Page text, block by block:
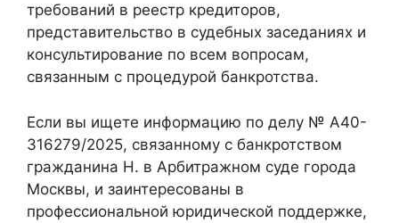
требований в реестр кредиторов,
представительство в судебных заседаниях и
консультирование по всем вопросам,
связанным с процедурой банкротства.
Если вы ищете информацию по делу № А40-
316279/2025, связанному с банкротством
гражданина Н. в Арбитражном суде города
Москвы, и заинтересованы в
профессиональной юридической поддержке,